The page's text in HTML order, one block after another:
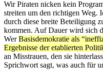
Wir Piraten nicken kein
streiten um den richtigen Weg.
durch diese breite Beteiligung
kommen. Auf Dauer wird sich
WerBasisdemokratie als
Ergebnisse der etablierten
an Misstrauen, den sie
Sprichwort sagt, was auch für